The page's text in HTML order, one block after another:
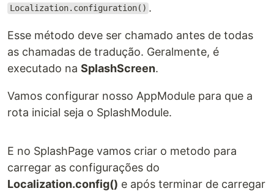
Localization.configuration() .
Esse método deve ser chamado antes de todas
as chamadas de tradução. Geralmente, é
executado na SplashScreen.
Vamos configurar nosso AppModule para que a
rota inicial seja o SplashModule.
E no SplashPage vamos criar o metodo para
carregar as configurações do
Localization.config() e após terminar de carregar